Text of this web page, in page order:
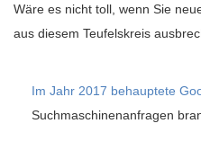
Wäre es nicht toll, wenn Sie
aus diesem Teufelskreis
Im Jahr 2017 behauptete
Suchmaschinenanfragen